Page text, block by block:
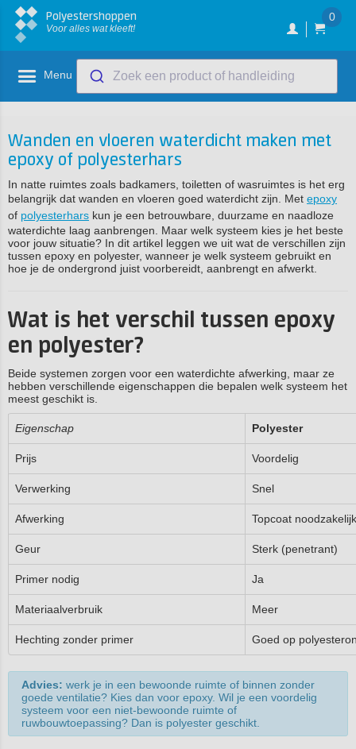
Polyestershoppen
Voor alles wat kleeft!
0
Menu Zoek een product of handleiding
Wanden en vloeren waterdicht maken met
epoxy of polyesterhars
In natte ruimtes zoals badkamers, toiletten of wasruimtes is het erg
belangrijk dat wanden en vloeren goed waterdicht zijn. Met epoxy
of polyesterhars kun je een betrouwbare, duurzame en naadloze
waterdichte laag aanbrengen. Maar welk systeem kies je het beste
voor jouw situatie? In dit artikel leggen we uit wat de verschillen zijn
tussen epoxy en polyester, wanneer je welk systeem gebruikt en
hoe je de ondergrond juist voorbereidt, aanbrengt en afwerkt.
Wat is het verschil tussen epoxy
en polyester?
Beide systemen zorgen voor een waterdichte afwerking, maar ze
hebben verschillende eigenschappen die bepalen welk systeem het
meest geschikt is.
Eigenschap Polyester
Prijs Voordelig
Verwerking Snel
Afwerking Topcoat noodzakelijk
Geur Sterk (penetrant)
Primer nodig Ja
Materiaalverbruik Meer
Hechting zonder primer Goed op
Advies: werk je in een bewoonde ruimte of binnen zonder
goede ventilatie? Kies dan voor epoxy. Wil je een voordelig
systeem voor een niet-bewoonde ruimte of
ruwbouwtoepassing? Dan is polyester geschikt.